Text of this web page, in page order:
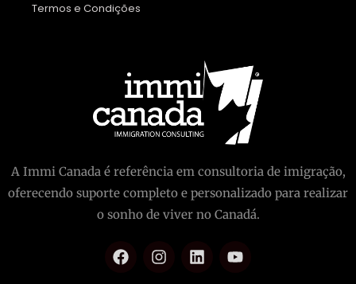
Termos e Condições
A Immi Canada é referência em consultoria de imigração,
oferecendo suporte completo e personalizado para realizar
o sonho de viver no Canadá.